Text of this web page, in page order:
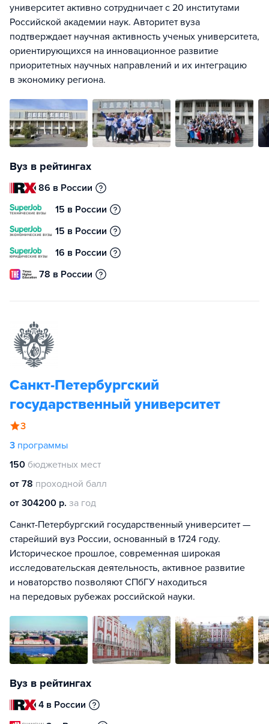
университет активно сотрудничает с 20 институтами
Российской академии наук. Авторитет вуза
подтверждает научная активность ученых университета,
ориентирующихся на инновационное развитие
приоритетных научных направлений и их интеграцию
в экономику региона.
Вуз в рейтингах
86 в России
15 в России
15 в России
16 в России
78 в России
Санкт-Петербургский
государственный университет
3
3 программы
150 бюджетных мест
от 78 проходной балл
от 304200 р. за год
Санкт-Петербургский государственный университет —
старейший вуз России, основанный в 1724 году.
Историческое прошлое, современная широкая
исследовательская деятельность, активное развитие
и новаторство позволяют СПбГУ находиться
на передовых рубежах российской науки.
Вуз в рейтингах
4 в России